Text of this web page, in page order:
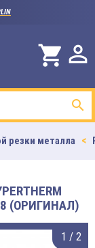

shopping_cart

резки металла
(ОРИГИНАЛ)
1 / 2